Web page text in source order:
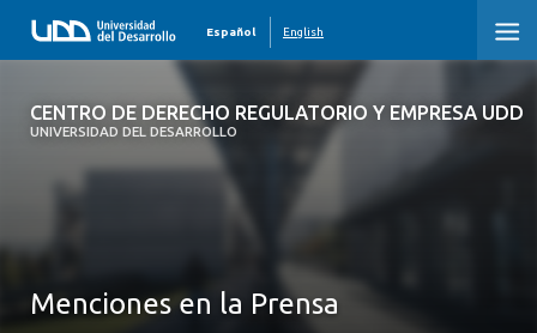
CENTRO DE DERECHO REGULATORIO Y EMPRESA UDD
UNIVERSIDAD DEL DESARROLLO
Español English
CENTRO DE DERECHO REGULATORIO Y
EMPRESA UDD
ÁREAS DE ESTUDIO
Menciones en la Prensa